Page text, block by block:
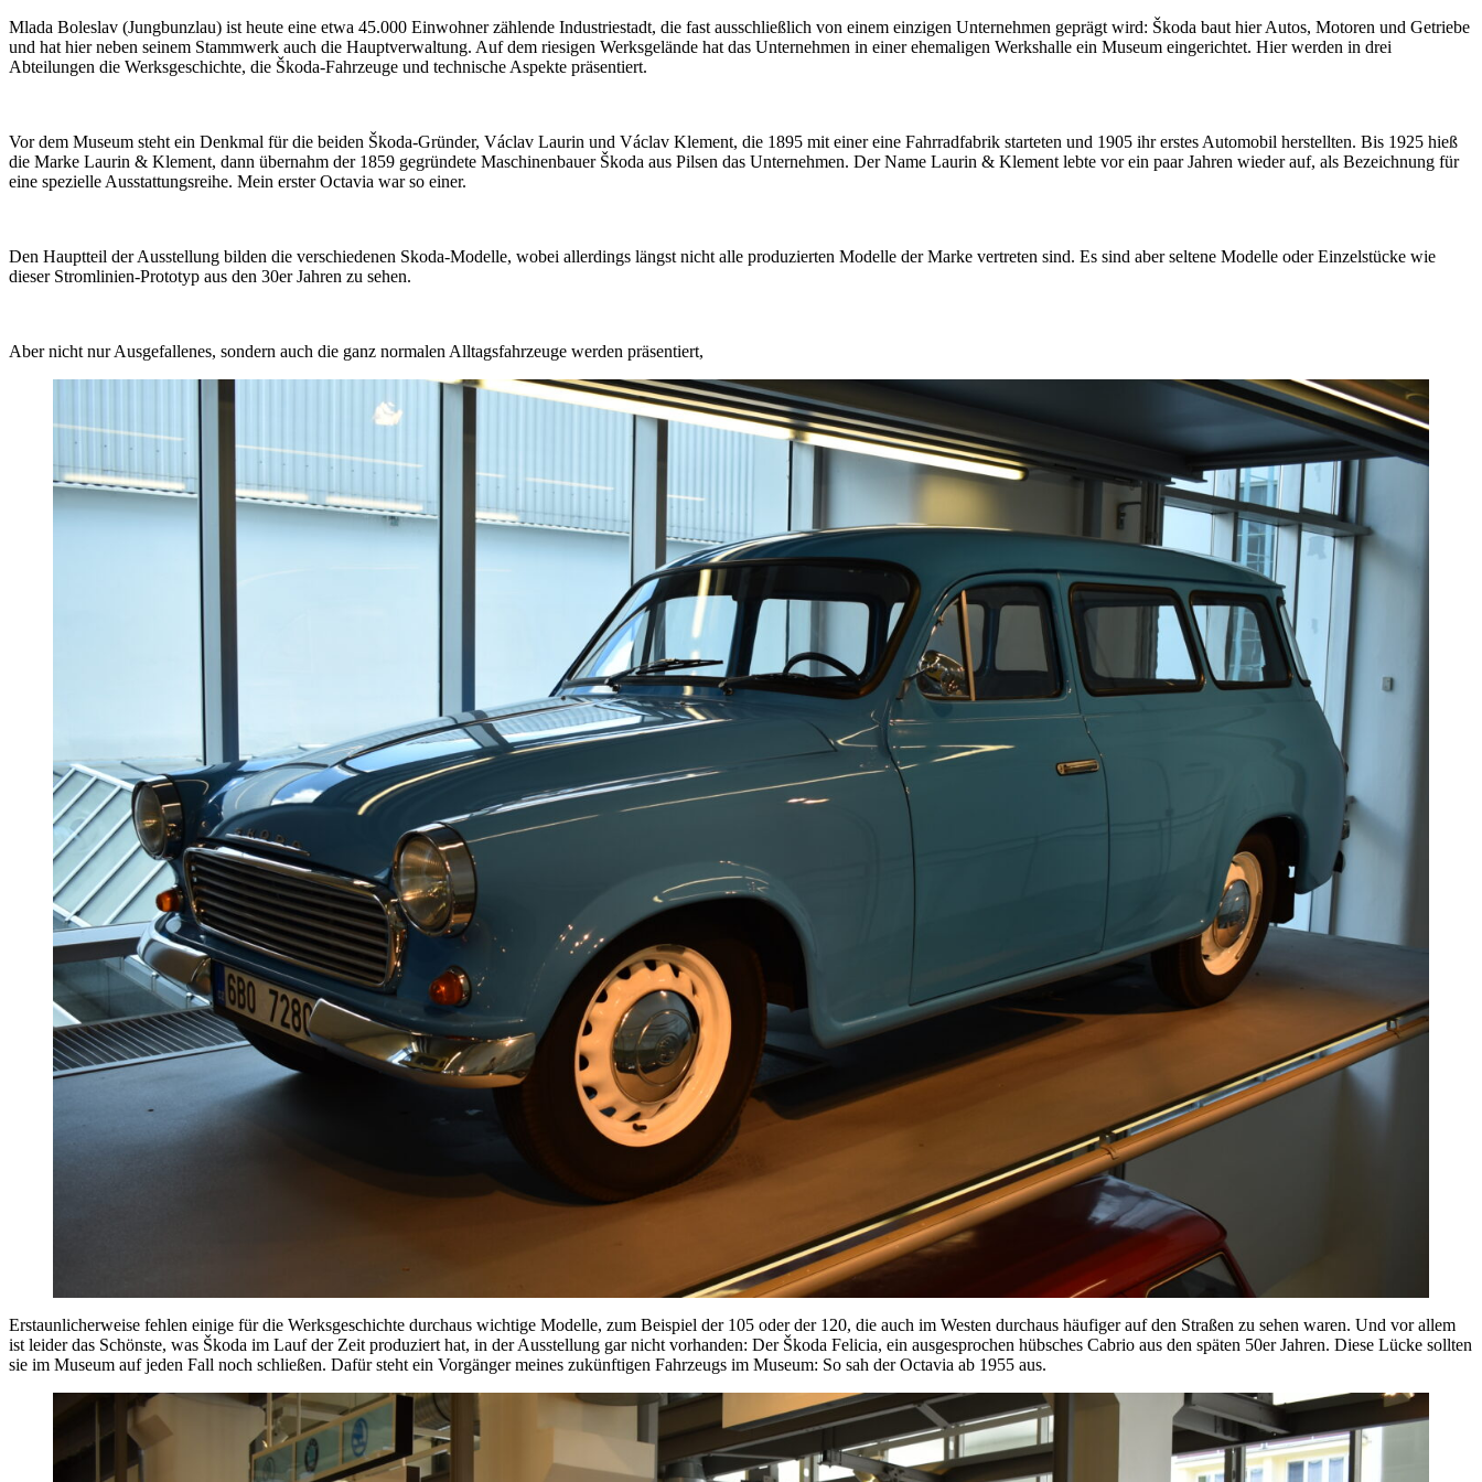
Mlada Boleslav (Jungbunzlau) ist heute eine etwa 45.000 Einwohner zählende Industriestadt, die fast ausschließlich von einem einzigen Unternehmen geprägt wird: Škoda baut hier Autos, Motoren und Getriebe
und hat hier neben seinem Stammwerk auch die Hauptverwaltung. Auf dem riesigen Werksgelände hat das Unternehmen in einer ehemaligen Werkshalle ein Museum eingerichtet. Hier werden in drei
Abteilungen die Werksgeschichte, die Škoda-Fahrzeuge und technische Aspekte präsentiert.
Vor dem Museum steht ein Denkmal für die beiden Škoda-Gründer, Václav Laurin und Václav Klement, die 1895 mit einer eine Fahrradfabrik starteten und 1905 ihr erstes Automobil herstellten. Bis 1925 hieß
die Marke Laurin & Klement, dann übernahm der 1859 gegründete Maschinenbauer Škoda aus Pilsen das Unternehmen. Der Name Laurin & Klement lebte vor ein paar Jahren wieder auf, als Bezeichnung für
eine spezielle Ausstattungsreihe. Mein erster Octavia war so einer.
Den Hauptteil der Ausstellung bilden die verschiedenen Skoda-Modelle, wobei allerdings längst nicht alle produzierten Modelle der Marke vertreten sind. Es sind aber seltene Modelle oder Einzelstücke wie
dieser Stromlinien-Prototyp aus den 30er Jahren zu sehen.
Aber nicht nur Ausgefallenes, sondern auch die ganz normalen Alltagsfahrzeuge werden präsentiert,
Erstaunlicherweise fehlen einige für die Werksgeschichte durchaus wichtige Modelle, zum Beispiel der 105 oder der 120, die auch im Westen durchaus häufiger auf den Straßen zu sehen waren. Und vor allem
ist leider das Schönste, was Škoda im Lauf der Zeit produziert hat, in der Ausstellung gar nicht vorhanden: Der Škoda Felicia, ein ausgesprochen hübsches Cabrio aus den späten 50er Jahren. Diese Lücke sollten
sie im Museum auf jeden Fall noch schließen. Dafür steht ein Vorgänger meines zukünftigen Fahrzeugs im Museum: So sah der Octavia ab 1955 aus.